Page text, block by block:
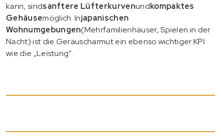
kann, sindsanftere Lüfterkurvenundkompaktes
Gehäusemöglich. Injapanischen
Wohnumgebungen(Mehrfamilienhäuser, Spielen in der
Nacht) ist die Geräuscharmut ein ebenso wichtiger KPI
wie die „Leistung“.